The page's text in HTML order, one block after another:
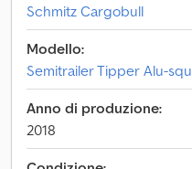
Schmitz Cargobull
Modello:
Semitrailer Tipper Alu-
Anno di produzione:
2018